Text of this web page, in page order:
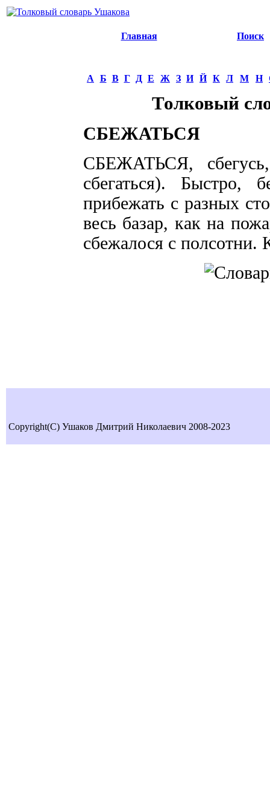
Главная Поиск
А Б В Г Д Е Ж З И Й К Л М Н
Толковый
СБЕЖАТЬСЯ
СБЕЖАТЬСЯ,
сбегаться). Быстро,
прибежать с разных
весь базар, как на
сбежалося с полсотни.
Copyright(C) Ушаков Дмитрий Николаевич 2008-2023